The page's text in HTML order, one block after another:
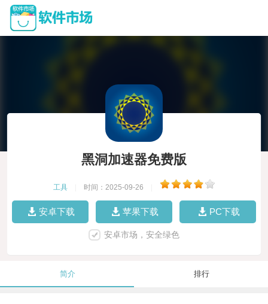
黑洞加速器免费版
工具 时间：2025-09-26
安卓下载 苹果下载 PC下载
安卓市场，安全绿色
简介 排行